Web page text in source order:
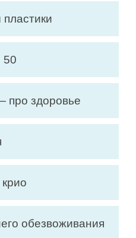
50
про здоровье
обезвоживания